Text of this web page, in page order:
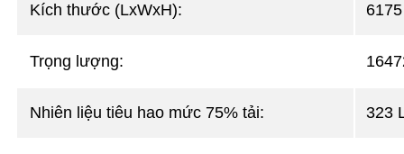
Kích thước (LxWxH):
Trọng lượng:
Nhiên liệu tiêu hao mức 75% tải: 323